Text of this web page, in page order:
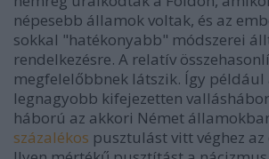
népesebb államok voltak, és az
sokkal "hatékonyabb" módszerei
rendelkezésre. A relatív
megfelelőbbnek látszik. Így például
legnagyobb kifejezetten
háború az akkori Német
százalékos pusztulást vitt véghez